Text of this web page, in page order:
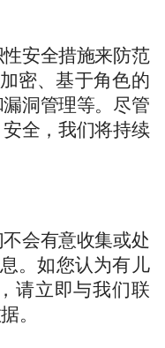
安全措施来防范
密、基于角色的
洞管理等。尽管
全，我们将持续
会有意收集或处
。如您认为有儿
请立即与我们联
。